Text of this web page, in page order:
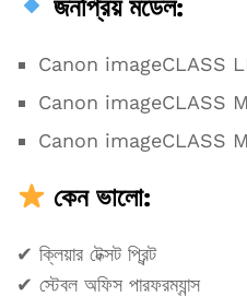
জনপ্রিয় মডেল:
Canon imageCLASS
Canon imageCLASS
Canon imageCLASS
কেন ভালো:
✔ ক্লিয়ার টেক্সট প্রিন্ট
✔ স্টেবল অফিস পারফরম্যান্স